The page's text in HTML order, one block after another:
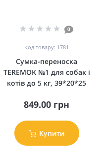
0
Код товару: 1781
Сумка-переноска
TEREMOK №1 для собак і
котів до 5 кг, 39*20*25
849.00 грн
Купити